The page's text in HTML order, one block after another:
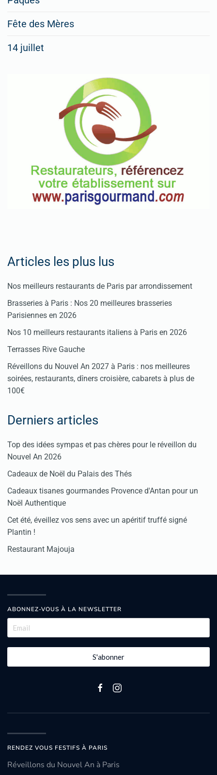
rubriques
Spéciales
Fêtes
Pour
enregistrer
votre
restaurant
Fête des Mères
14 juillet
Articles les plus lus
Nos meilleurs restaurants de Paris par arrondissement
Brasseries à Paris : Nos 20 meilleures brasseries
Parisiennes en 2026
Nos 10 meilleurs restaurants italiens à Paris en 2026
Terrasses Rive Gauche
Réveillons du Nouvel An 2027 à Paris : nos meilleures
soirées, restaurants, dîners croisière, cabarets à plus de
100€
Derniers articles
Top des idées sympas et pas chères pour le réveillon du
Nouvel An 2026
Cadeaux de Noël du Palais des Thés
Cadeaux tisanes gourmandes Provence d'Antan pour un
Noël Authentique
Cet été, éveillez vos sens avec un apéritif truffé signé
Plantin !
Restaurant Majouja
ABONNEZ-VOUS À LA NEWSLETTER
S'abonner
RENDEZ VOUS FESTIFS À PARIS
Réveillons du Nouvel An à Paris